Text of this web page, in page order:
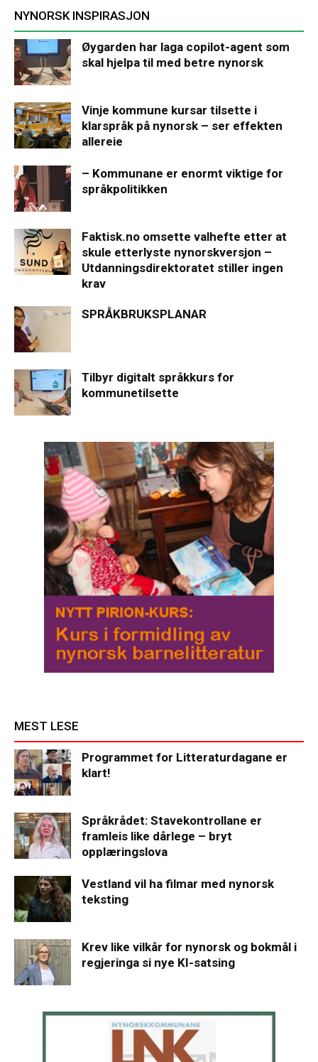
NYNORSK INSPIRASJON
Øygarden har laga copilot-agent som
skal hjelpa til med betre nynorsk
Vinje kommune kursar tilsette i
klarspråk på nynorsk – ser effekten
allereie
– Kommunane er enormt viktige for
språkpolitikken
Faktisk.no omsette valhefte etter at
skule etterlyste nynorskversjon –
Utdanningsdirektoratet stiller ingen
krav
SPRÅKBRUKSPLANAR
Tilbyr digitalt språkkurs for
kommunetilsette
MEST LESE
Programmet for Litteraturdagane er
klart!
Språkrådet: Stavekontrollane er
framleis like dårlege – bryt
opplæringslova
Vestland vil ha filmar med nynorsk
teksting
Krev like vilkår for nynorsk og bokmål i
regjeringa si nye KI-satsing